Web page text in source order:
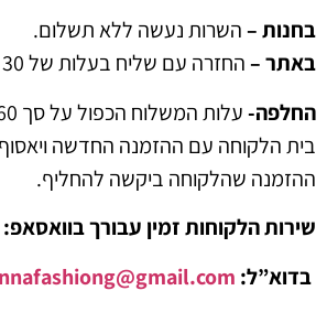
–השרות נעשה ללא תשלום.
–החזרה עם שליח בעלות של 30 ₪.
עלות המשלוח
עם ההזמנה החדשה ויאסוף
שהלקוחה ביקשה להחליף.
זמין עבורך בוואסאפ: 0547050228
annafashiong@gmail.com